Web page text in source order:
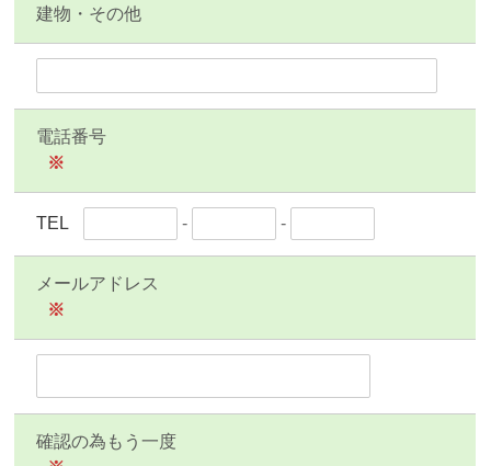
建物・その他
電話番号
※
TEL - -
メールアドレス
※
確認の為もう一度